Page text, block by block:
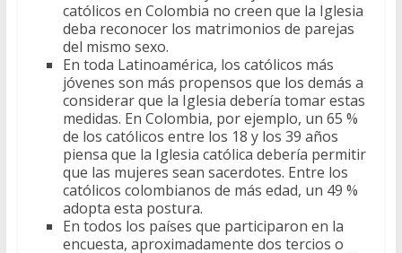
católicos en Colombia no creen que la Iglesia
deba reconocer los matrimonios de parejas
del mismo sexo.
En toda Latinoamérica, los católicos más
jóvenes son más propensos que los demás a
considerar que la Iglesia debería tomar estas
medidas. En Colombia, por ejemplo, un 65 %
de los católicos entre los 18 y los 39 años
piensa que la Iglesia católica debería permitir
que las mujeres sean sacerdotes. Entre los
católicos colombianos de más edad, un 49 %
adopta esta postura.
En todos los países que participaron en la
encuesta, aproximadamente dos tercios o